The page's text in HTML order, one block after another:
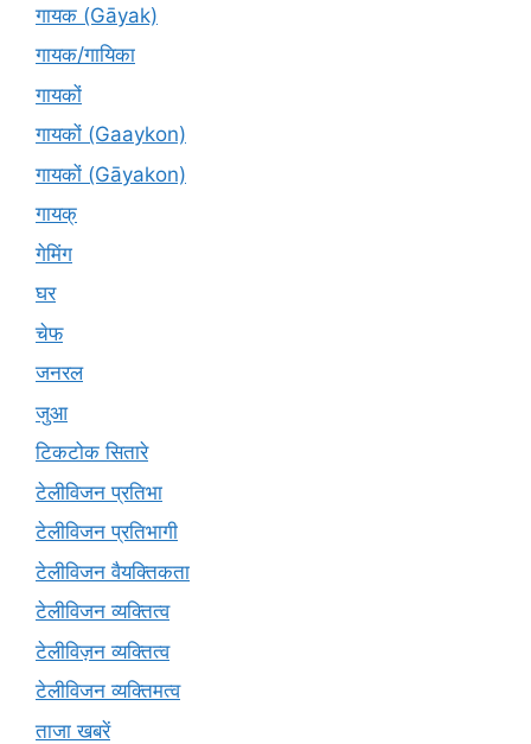
गायक (Gāyak)
गायक/गायिका
गायकों
गायकों (Gaaykon)
गायकों (Gāyakon)
गायक्
गेमिंग
घर
चेफ
जनरल
जुआ
टिकटोक सितारे
टेलीविजन प्रतिभा
टेलीविजन प्रतिभागी
टेलीविजन वैयक्तिकता
टेलीविजन व्यक्तित्व
टेलीविज़न व्यक्तित्व
टेलीविजन व्यक्तिमत्व
ताजा खबरें